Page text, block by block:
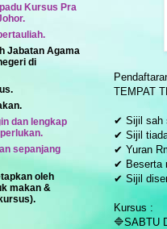
TEMPAT
✔ Sijil sah
✔ Sijil
✔ Yuran
✔ Beserta
✔ Sijil
Kursus :
🔷SABTU
Kursus Pra
Jabatan Agama
di
dan lengkap
sepanjang
oleh
makan &